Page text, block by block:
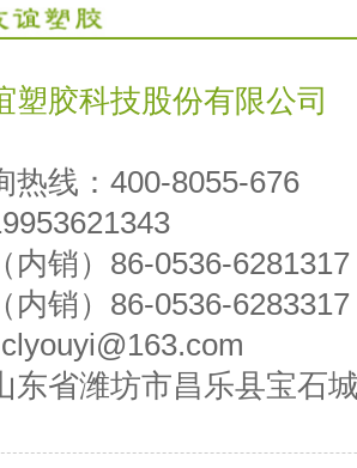
塑胶科技股份有限公司
热线： 400-8055-676
（内销）86-0536-
（内销）86-0536-6283317
clyouyi@163.com
东省潍坊市昌乐县宝石